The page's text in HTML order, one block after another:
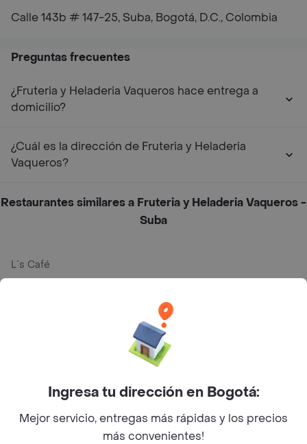
Calle 143b # 147-25, Suba, Bogotá, D.C., Colombia
Preguntas frecuentes
¿Fruteria y Heladeria Vaqueros hace entrega a
domicilio?
¿Cuál es la dirección de Fruteria y Heladeria
Vaqueros?
Restaurantes similares a Fruteria y Heladeria Vaqueros -
Suba
L´s Café
Myriam Camhi Co
Magnifique
Ingresa tu dirección en Bogotá:
Mejor servicio, entregas más rápidas y los precios
más convenientes!